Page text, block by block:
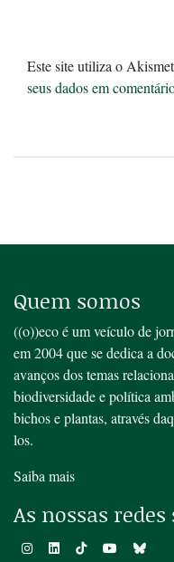
Este site utiliza o
seus dados em
Quem somos
((o))eco é um veículo de
em 2004 que se dedica a
avanços dos temas
biodiversidade e política
bichos e plantas, através
los.
Saiba mais
As nossas redes